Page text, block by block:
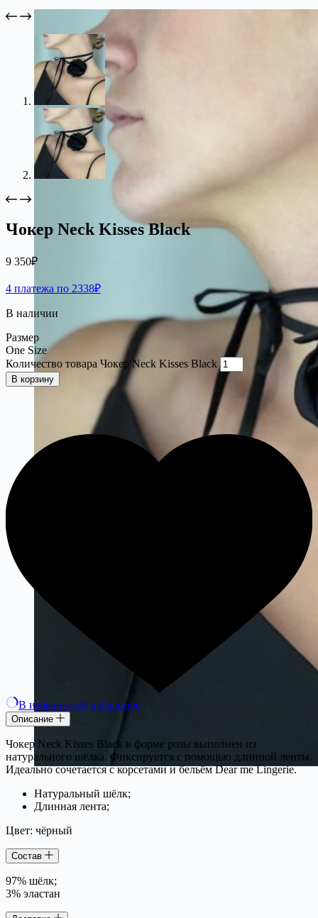
Чокер Neck Kisses Black
9 350₽
4 платежа по 2338₽
В наличии
Размер
One Size
Количество товара Чокер Neck Kisses Black
В корзину
В избранноеВ избранное
Описание
Чокер Neck Kisses Black в форме розы выполнен из
натурального шёлка. Фиксируется с помощью длинной ленты.
Идеально сочетается с корсетами и бельём Dear me Lingerie.
Натуральный шёлк;
Длинная лента;
Цвет: чёрный
Состав
97% шёлк;
3% эластан